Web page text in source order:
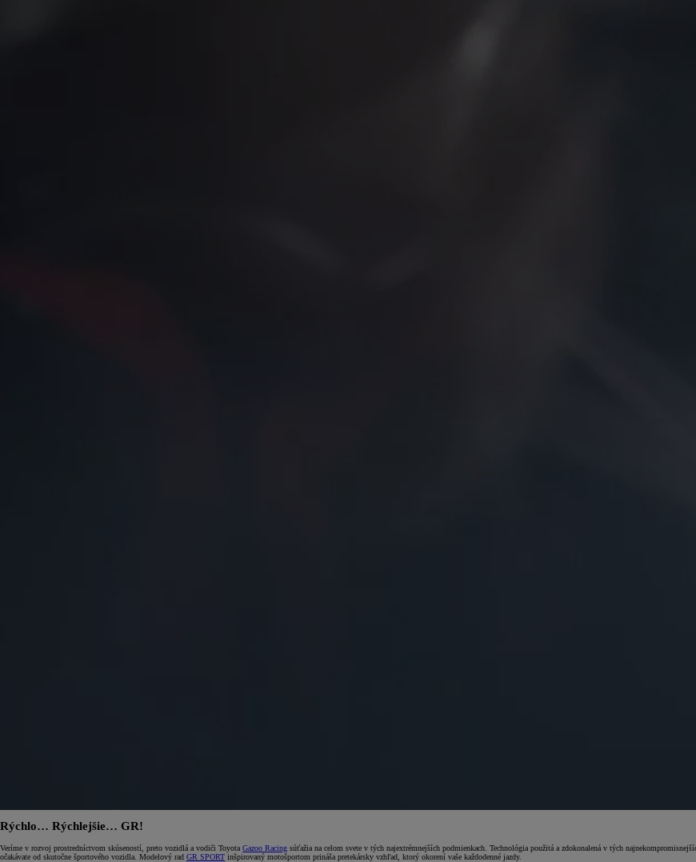
Rýchlo… Rýchlejšie… GR!
Veríme v rozvoj prostredníctvom skúseností, preto vozidlá a vodiči Toyota Gazoo Racing súťažia na celom svete v tých najextrémnejších podmienkach. Technológia použitá a zdokonalená v tých
očakávate od skutočne športového vozidla. Modelový rad GR SPORT inšpirovaný motošportom prináša pretekársky vzhľad, ktorý okorení vaše každodenné jazdy.